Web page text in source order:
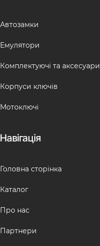
Автозамки
Емулятори
Комплектуючі та аксесуари
Корпуси ключів
Мотоключі
Навігація
Головна сторінка
Каталог
Про нас
Партнери